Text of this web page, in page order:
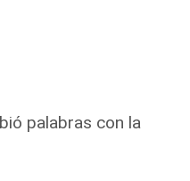
palabras con la